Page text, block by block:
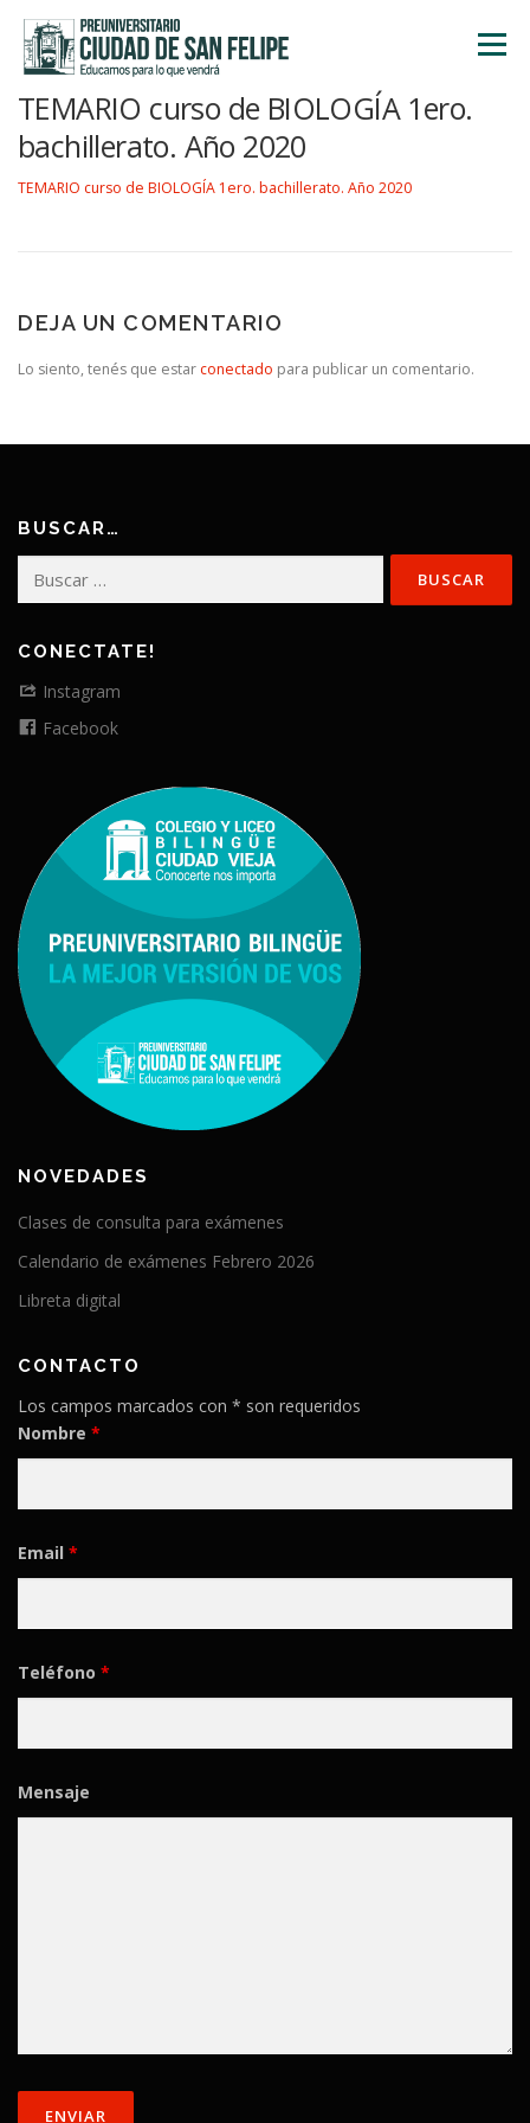
contenido
Menú
INICIO NOSOTROS ÁREA ACADÉMICA
TEMARIO curso de BIOLOGÍA 1ero.
bachillerato. Año 2020
TEMARIO curso de BIOLOGÍA 1ero. bachillerato. Año 2020
DEJA UN COMENTARIO
Lo siento, tenés que estar conectado para publicar un comentario.
BUSCAR…
CONECTATE!
Instagram
Facebook
NOVEDADES
Clases de consulta para exámenes
Calendario de exámenes Febrero 2026
Libreta digital
CONTACTO
Los campos marcados con * son requeridos
Nombre *
Email *
Teléfono *
Mensaje